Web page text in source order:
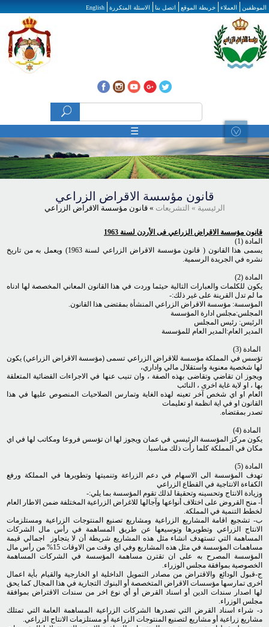
تجاوز إلى المحتوى الرئيسي
الموظفين العملاء خريطة الموقع اتصل بنا الاسئلة المتكررة English
☰
قانون مؤسسة الاقراض الزراعي
الرئيسية » التشريعات » قانون مؤسسة الاقراض الزراعي
قانون مؤسسة الاقراض الزراعي فى الأردن لسنة 1963
المادة (1)
يسمى هذا القانون ( قانون مؤسسة الاقراض الزراعي لسنة 1963) ويعمل به من تاريخ
نشره في الجريدة الرسمية.
المادة (2)
يكون للكلمات والعبارات التالية حيثما وردت في هذا القانون المعاني المخصصة لها ادناه
ما لم تدل القرينة على غير ذلك:-
المؤسسة: مؤسسة الاقراض الزراعي المنشأة بمقتضى هذا القانون.
المجلس:مجلس ادارة المؤسسة
الرئيس: رئيس المجلس
المدير العام:المدير العام للمؤسسة
المادة (3)
تؤسس في المملكة مؤسسة للاقراض الزراعي تسمى (مؤسسة الاقراض الزراعي) يكون
لها شخصية معنوية واستقلال مالي واداري،
ويجوز ان تقاضي وتقاضى بهذه الصفة ، وان تنيب عنها في الاجراءات القضائية المتعلقة
بها ، او لاية غاية اخرى ، النائب
العام او اي شخص آخر تعينه لهذه الغاية وتمارس الصلاحيات المنصوص عليها في هذا
القانون او في اية انظمة او تعليمات
تصدر بمقتضاه.
المادة (4)
يكون مركز المؤسسة الرئيسي في عمان ويجوز لها ان تؤسس فروعا ومكاتب لها في اي
مكان في المملكة كلما رأت ذلك مناسبا.
المادة (5)
تهدف المؤسسة الى الاسهام في دعم الزراعة وتنميتها وتطويرها في المملكة ورفع
الكفاءة الانتاجية في القطاع الزراعي
وزيادة الانتاج وتحسينه وتحقيقا لذلك تقوم المؤسسة بما يلي:-
أ- منح القروض على اختلاف أنواعها وآجالها للاغراض الزراعية المختلفة ضمن الاطار العام
لخطط التنمية في المملكة.
ب- تشجيع اقامة المشاريع الزراعية ومشاريع تصنيع المنتوجات الزراعية ومستلزمات
الانتاج الزراعي وتطويرها وتوسيعها عن طريق المساهمة في رأس مال الشركات
المساهمة التي تستهدف انشاء مثل هذه المشاريع شريطة أن لا يتجاوز اجمالي قيمة
مساهمات المؤسسة في مثل هذه المشاريع وفي اي وقت من الاوقات 15% من رأس مال
المؤسسة المصرح به على ان تقترن مساهمة المؤسسة في الشركات المساهمة
الخصوصية بموافقة مجلس الوزراء.
ج-قبول الودائع والاقتراض من مصادر التمويل الداخلية او الخارجية والقيام بأية اعمال
اخرى تمارسها مؤسسات الاقراض المتخصصة أو البنوك التجارية في هذا المجال كما يحق
لها اصدار سندات الدين أو اسناد القرض أو أي نوع اخر من سندات الاقتراض بموافقة
مجلس الوزراء.
د- شراء اسناد القرض التي تصدرها الشركات الزراعية المساهمة العامة التي تمتلك
مشاريع زراعية أو مشاريع لتصنيع المنتوجات الزراعية أو مستلزمات الانتاج الزراعي.